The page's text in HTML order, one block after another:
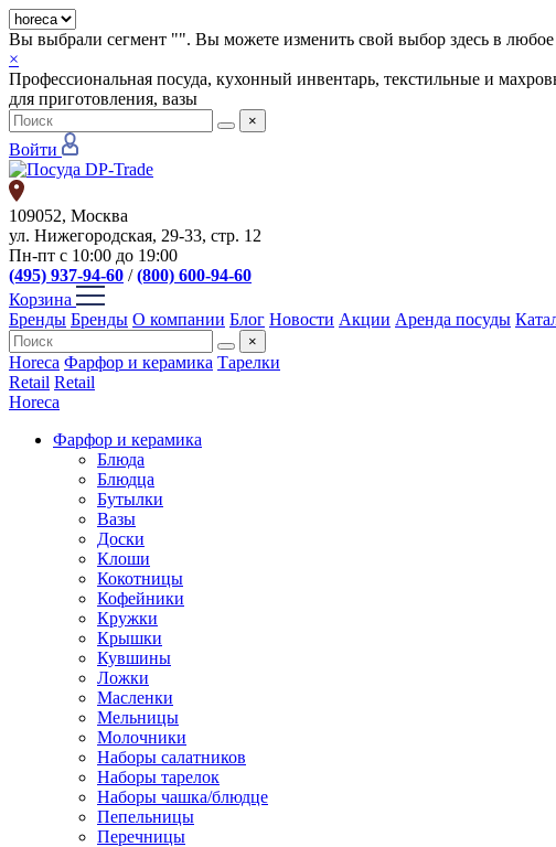
Вы выбрали сегмент "". Вы можете изменить свой выбор здесь в любое
×
Профессиональная посуда, кухонный инвентарь, текстильные и
для приготовления, вазы
×
Войти
109052, Москва
ул. Нижегородская, 29-33, стр. 12
Пн-пт с 10:00 до 19:00
(495) 937-94-60 /(800) 600-94-60
Корзина
Бренды Бренды О компании Блог Новости Акции Аренда посуды
×
Horeca Фарфор и керамика Тарелки
Retail Retail
Horeca
Фарфор и керамика
Блюда
Блюдца
Бутылки
Вазы
Доски
Клоши
Кокотницы
Кофейники
Кружки
Крышки
Кувшины
Ложки
Масленки
Мельницы
Молочники
Наборы салатников
Наборы тарелок
Наборы чашка/блюдце
Пепельницы
Перечницы